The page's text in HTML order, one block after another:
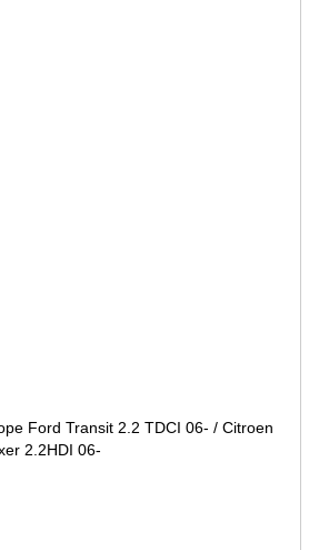
Ford Transit 2.2 TDCI 06- / Citroen
2.2HDI 06-